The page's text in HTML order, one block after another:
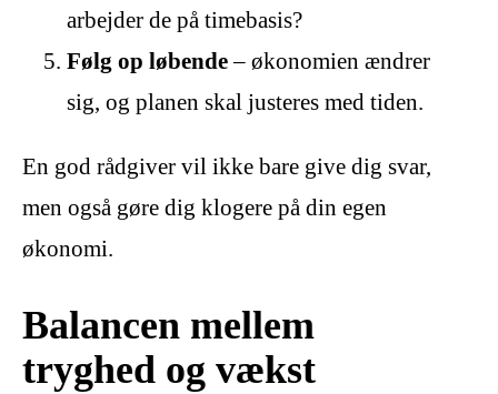
arbejder de på timebasis?
Følg op løbende– økonomien ændrer
sig, og planen skal justeres med tiden.
En god rådgiver vil ikke bare give dig svar,
men også gøre dig klogere på din egen
økonomi.
Balancen mellem
tryghed og vækst